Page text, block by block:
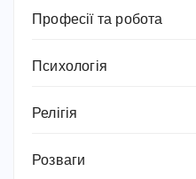
Професії та робота
Психологія
Релігія
Розваги